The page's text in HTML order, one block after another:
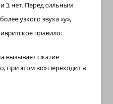
ב нет. Перед сильным
узкого звука «у»,
правило:
вызывает сжатие
при этом «о» переходит в